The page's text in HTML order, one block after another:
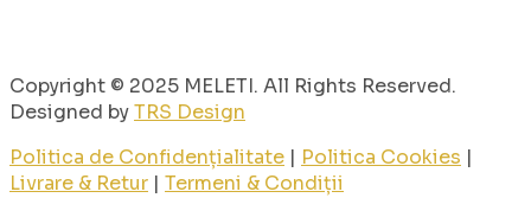
Copyright © 2025 MELETI. All Rights Reserved.
Designed byTRS Design
Politica de Confidențialitate | Politica Cookies |
Livrare & Retur | Termeni & Condiții